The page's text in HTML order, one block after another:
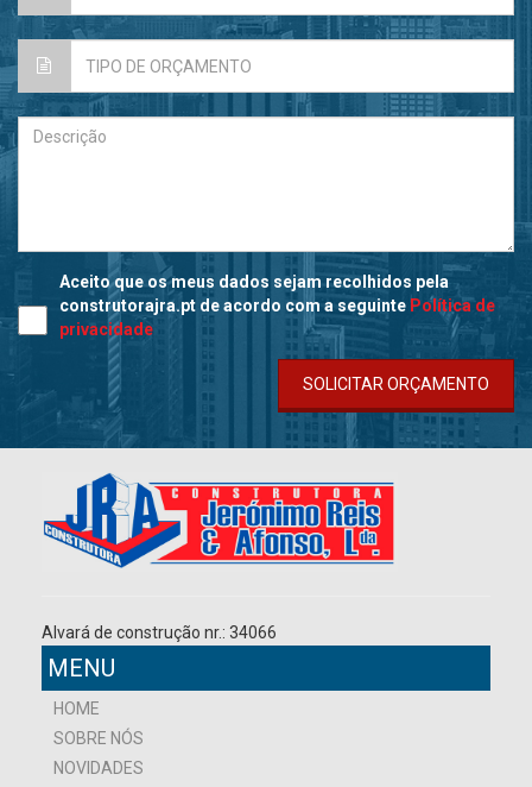
Aceito que os meus dados sejam recolhidos pela
construtorajra.pt de acordo com a seguinte Política de
privacidade
SOLICITAR ORÇAMENTO
Alvará de construção nr.: 34066
MENU
HOME
SOBRE NÓS
NOVIDADES